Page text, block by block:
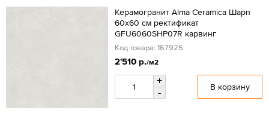
Керамогранит Alma Ceramica Шарп
60x60 см ректификат
GFU6060SHP07R карвинг
Код товара: 167925
2'510 р./м2
+
-
В корзину